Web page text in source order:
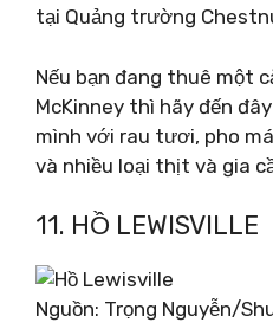
tại Quảng trường
Nếu bạn đang thuê một
McKinney thì hãy đến
mình với rau tươi, pho
và nhiều loại thịt và gia
11. HỒ LEWISVILLE
Nguồn: Trọng Nguyễn/